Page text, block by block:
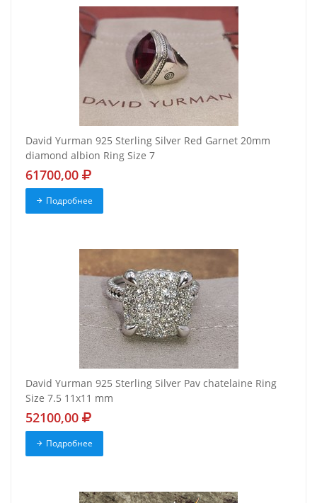
David Yurman 925 Sterling Silver Red Garnet 20mm
diamond albion Ring Size 7
61700,00
Подробнее
David Yurman 925 Sterling Silver Pav chatelaine Ring
Size 7.5 11x11 mm
52100,00
Подробнее